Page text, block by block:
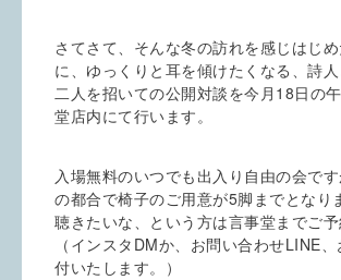
さてさて、そんな冬の訪れを感じはじ
に、ゆっくりと耳を傾けたくなる、詩
二人を招いての公開対談を今月18日の
堂店内にて行います。
入場無料のいつでも出入り自由の会で
の都合で椅子のご用意が5脚までとなり
聴きたいな、という方は言事堂までご予
（インスタDMか、お問い合わせLINE
付いたします。）